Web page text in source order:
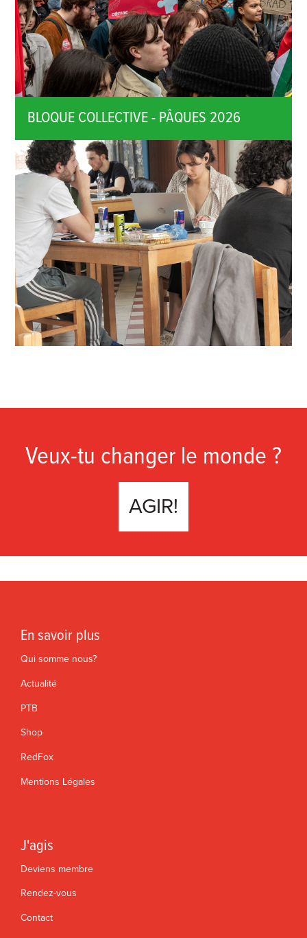
BLOQUE COLLECTIVE - PÂQUES 2026
Veux-tu changer le monde ?
AGIR!
En savoir plus
Qui somme nous?
Actualité
PTB
Shop
RedFox
Mentions Légales
J'agis
Deviens membre
Rendez-vous
Contact